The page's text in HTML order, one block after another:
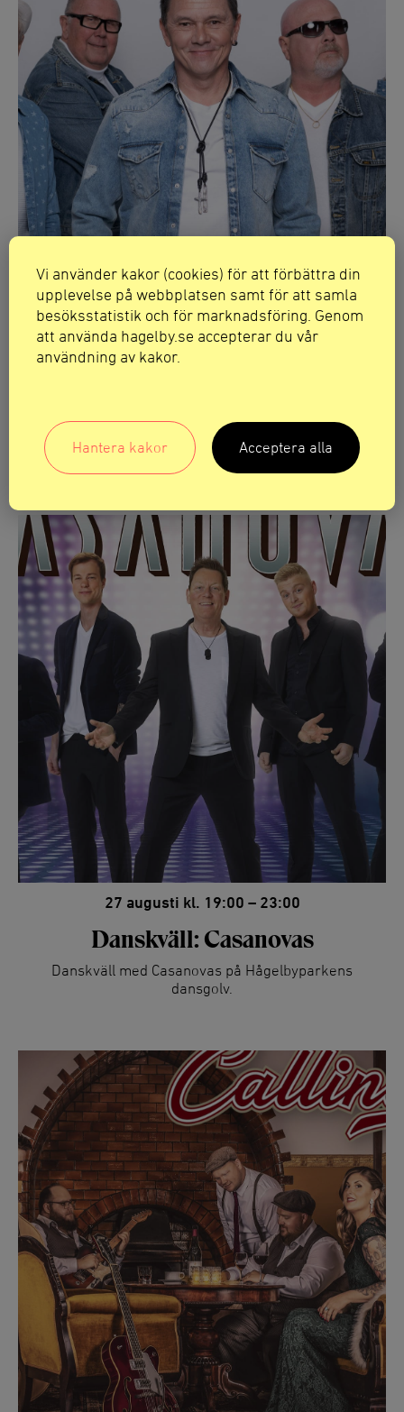
20 augusti kl. 19:00 – 23:00
Danskväll med Perikles på Hågelbyparkens sköna
dansgolv.
27 augusti kl. 19:00 – 23:00
Danskväll: Casanovas
Danskväll med Casanovas på Hågelbyparkens
dansgolv.
Vi använder kakor (cookies) för att förbättra din
upplevelse på webbplatsen samt för att samla
besöksstatistik och för marknadsföring. Genom
att använda hagelby.se accepterar du vår
användning av kakor.
Hantera kakor Acceptera alla